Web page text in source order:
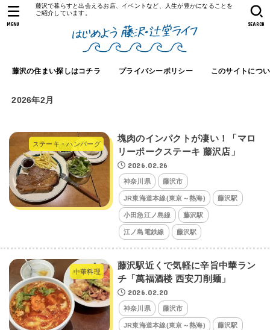
藤沢で暮らすと出会えるお店、イベントなど、人生が豊かになることを
ご紹介しています。
藤沢の住まい探しはコチラ プライバシーポリシー このサイトにつ
SEARCH
MENU
2026年2月
ステーキ・ハンバーグ
塊肉のインパクトが凄い！「マロ
リーポークステーキ 藤沢店」
2026.02.26
神奈川県 藤沢市
JR東海道本線(東京～熱海) 藤沢駅
小田急江ノ島線 藤沢駅
江ノ島電鉄線 藤沢駅
中華料理
藤沢駅近くで気軽に辛旨中華ラン
チ「萬福酒楼 西安刀削麺」
2026.02.20
神奈川県 藤沢市
JR東海道本線(東京～熱海) 藤沢駅